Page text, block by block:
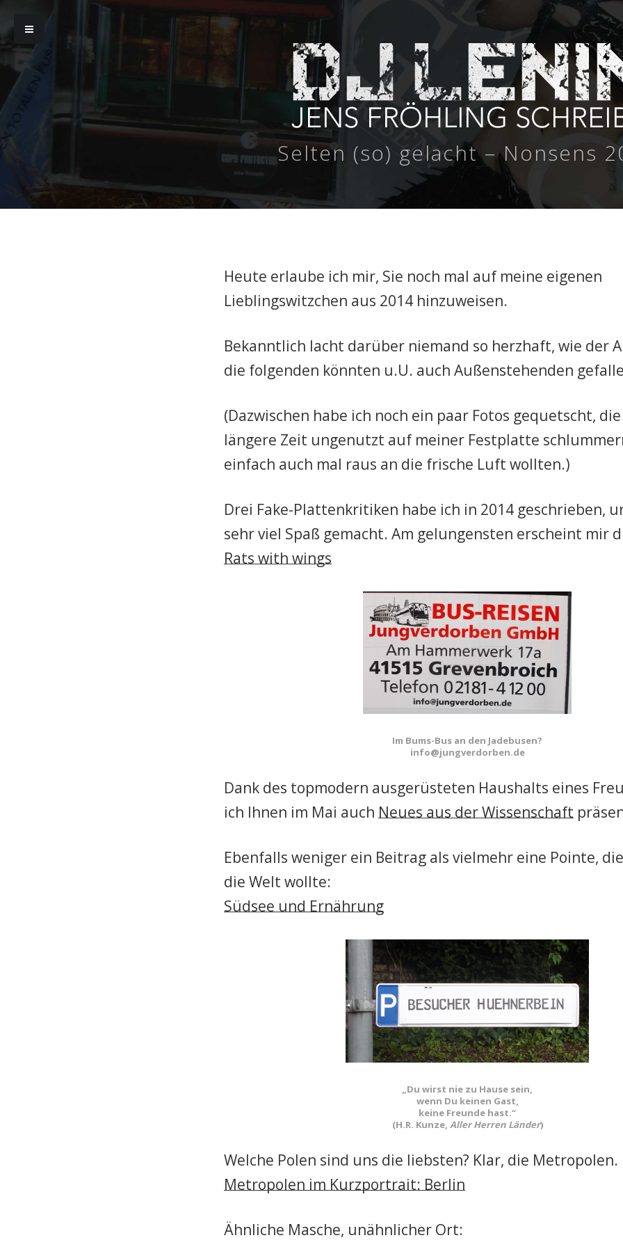
Selten (so) gelacht – Nonsens
Heute erlaube ich mir, Sie noch mal auf meine eigenen
Lieblingswitzchen aus 2014 hinzuweisen.
Bekanntlich lacht darüber niemand so herzhaft, wie der
die folgenden könnten u.U. auch Außenstehenden
(Dazwischen habe ich noch ein paar Fotos gequetscht,
längere Zeit ungenutzt auf meiner Festplatte
einfach auch mal raus an die frische Luft wollten.)
Drei Fake-Plattenkritiken habe ich in 2014 geschrieben,
sehr viel Spaß gemacht. Am gelungensten erscheint mir
Rats with wings
Im Bums-Bus an den Jadebusen?
info@jungverdorben.de
Dank des topmodern ausgerüsteten Haushalts eines
ich Ihnen im Mai auch Neues aus der Wissenschaft
Ebenfalls weniger ein Beitrag als vielmehr eine Pointe,
die Welt wollte:
Südsee und Ernährung
„Du wirst nie zu Hause sein,
wenn Du keinen Gast,
keine Freunde hast.“
(H.R. Kunze, Aller Herren Länder)
Welche Polen sind uns die liebsten? Klar, die Metropolen.
Metropolen im Kurzportrait: Berlin
Ähnliche Masche, unähnlicher Ort: